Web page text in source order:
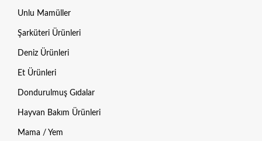
Unlu Mamüller
Şarküteri Ürünleri
Deniz Ürünleri
Et Ürünleri
Dondurulmuş Gıdalar
Hayvan Bakım Ürünleri
Mama / Yem